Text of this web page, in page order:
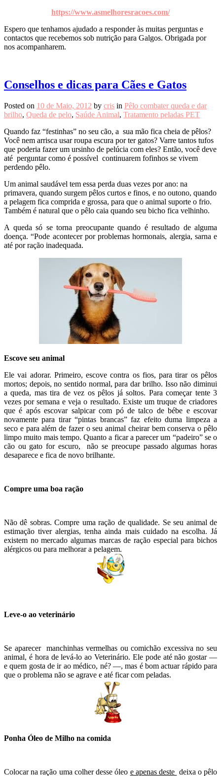
https://www.asmelhoresracoes.com/
Espero que tenhamos ajudado a responder às muitas perguntas e
contactos que recebemos sob nutrição para Galgos. Obrigada por
nos acompanharem.
Conselhos e dicas para Cães e Gatos
Posted on 10 de Maio, 2012 by cris in Pêlo combater queda e dar
brilho, Queda de pelo, Saúde Animal, Tratamento peladas PET
Quando faz “festinhas” no seu cão, a sua mão fica cheia de pêlos?
Você nem arrisca usar roupa escura por ter gatos? Varre tantos tufos
que poderia fazer um ursinho de pelúcia com eles? Então, você deve
até perguntar como é possível continuarem fofinhos se vivem
perdendo pêlo.
Um animal saudável tem essa perda duas vezes por ano: na
primavera, quando surgem pêlos curtos e finos, e no outono, quando
a pelagem fica comprida e grossa, para que o animal suporte o frio.
Também é natural que o pêlo caia quando seu bicho fica velhinho.
A queda só se torna preocupante quando é resultado de alguma
doença. “Pode acontecer por problemas hormonais, alergia, sarna e
até por ração inadequada.
Escove seu animal
Ele vai adorar. Primeiro, escove contra os fios, para tirar os pêlos
mortos; depois, no sentido normal, para dar brilho. Isso não diminui
a queda, mas tira de vez os pêlos já soltos. Para começar tente 3
vezes por semana e veja o resultado. Existe um truque de criadores
que é após escovar salpicar com pó de talco de bébe e escovar
novamente para tirar “pintas brancas” faz efeito duma limpeza a
seco e para além de fazer o seu animal cheirar bem conserva o pêlo
limpo muito mais tempo. Quanto a ficar a parecer um “padeiro” se o
cão ou gato for escuro, não se preocupe passado algumas horas
desaparece e fica de novo brilhante.
Compre uma boa ração
Não dê sobras. Compre uma ração de qualidade. Se seu animal de
estimação tiver alergias, tenha ainda mais cuidado na escolha. Já
existem no mercado algumas marcas de ração especial para bichos
alérgicos ou para melhorar a pelagem.
Leve-o ao veterinário
Se aparecer manchinhas vermelhas ou comichão excessiva no seu
animal, é hora de levá-lo ao Veterinário. Ele pode até não gostar —
e quem gosta de ir ao médico, né? —, mas é bom actuar rápido para
que o problema não se agrave e até ficar com peladas.
Ponha Óleo de Milho na comida
Colocar na ração uma colher desse óleo e apenas deste deixa o pêlo